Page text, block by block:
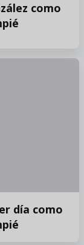
como
día como